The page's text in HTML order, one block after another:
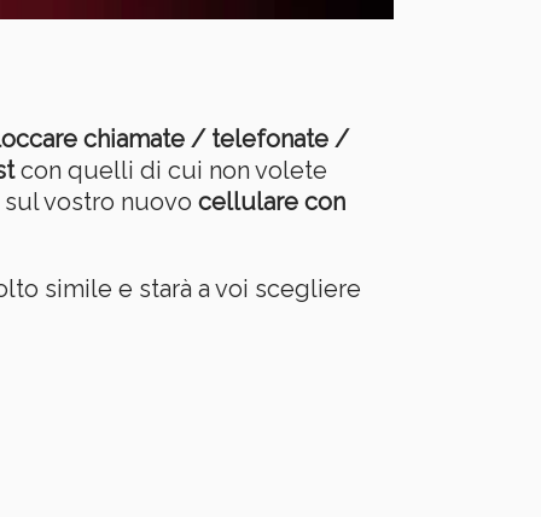
chiamate / telefonate /
con quelli di cui non volete
vostro nuovo cellulare con
simile e starà a voi scegliere